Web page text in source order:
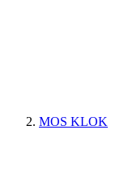
MOS KLOK